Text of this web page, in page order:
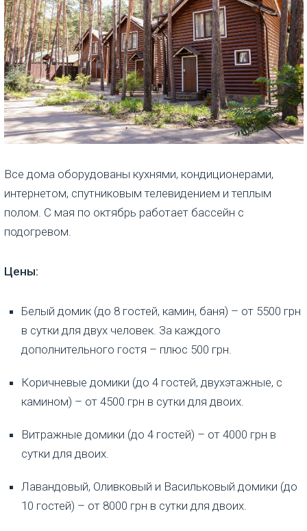
Все дома оборудованы кухнями, кондиционерами,
интернетом, спутниковым телевидением и теплым
полом. С мая по октябрь работает бассейн с
подогревом.
Цены:
Белый домик (до 8 гостей, камин, баня) – от 5500 грн
в сутки для двух человек. За каждого
дополнительного гостя – плюс 500 грн.
Коричневые домики (до 4 гостей, двухэтажные, с
камином) – от 4500 грн в сутки для двоих.
Витражные домики (до 4 гостей) – от 4000 грн в
сутки для двоих.
Лавандовый, Оливковый и Васильковый домики (до
10 гостей) – от 8000 грн в сутки для двоих.